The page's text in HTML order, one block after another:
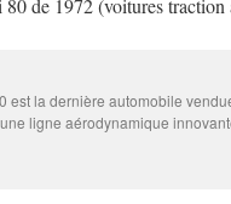
80 de 1972 (voitures
est la dernière automobile
ligne aérodynamique